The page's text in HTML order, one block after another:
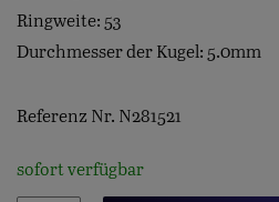
Ringweite: 53
Durchmesser der Kugel: 5.0mm
Referenz Nr. N281521
sofort verfügbar